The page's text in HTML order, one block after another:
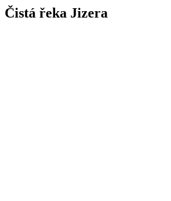
Čistá řeka Jizera